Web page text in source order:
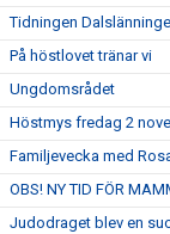
Tidningen
På höstlovet tränar vi
Ungdomsrådet
Höstmys fredag 2
Familjevecka med
OBS! NY TID FÖR
Judodraget blev en